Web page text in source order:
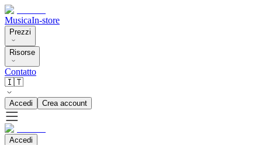
MusicaIn-store
Prezzi
Risorse
Contatto
🇮🇹
Accedi Crea account
Accedi